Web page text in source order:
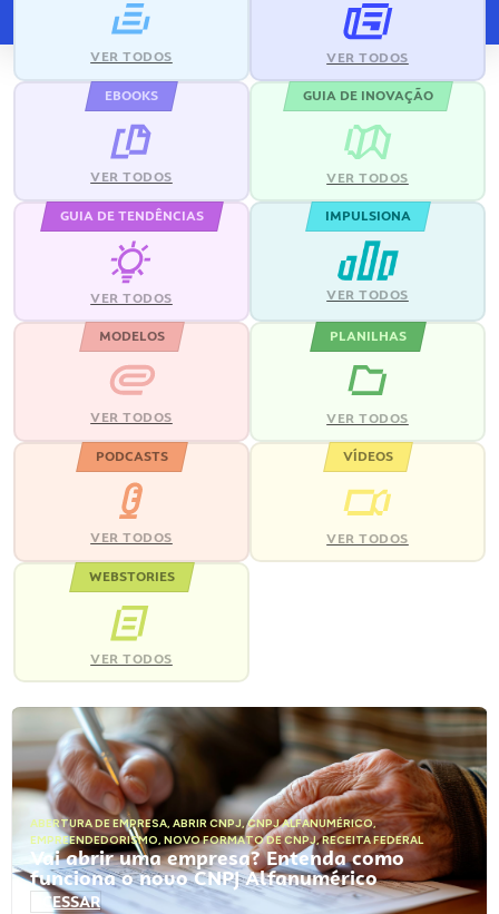
VER TODOS VER TODOS
EBOOKS
VER TODOS
GUIA DE INOVAÇÃO
VER TODOS
GUIA DE TENDÊNCIAS
VER TODOS
IMPULSIONA
VER TODOS
MODELOS
VER TODOS
PLANILHAS
VER TODOS
PODCASTS
VER TODOS
VÍDEOS
VER TODOS
WEBSTORIES
VER TODOS
ABERTURA DE EMPRESA, ABRIR CNPJ,CNPJ ALFANUMÉRICO,
EMPREENDEDORISMO, NOVO FORMATO DE CNPJ,RECEITA FEDERAL
Vai abrir uma empresa? Entenda como
funciona o novo CNPJ Alfanumérico
ACESSAR